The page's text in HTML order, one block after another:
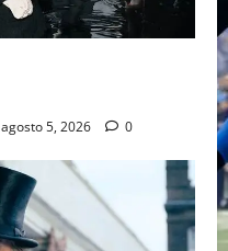
agosto 5, 2026 0